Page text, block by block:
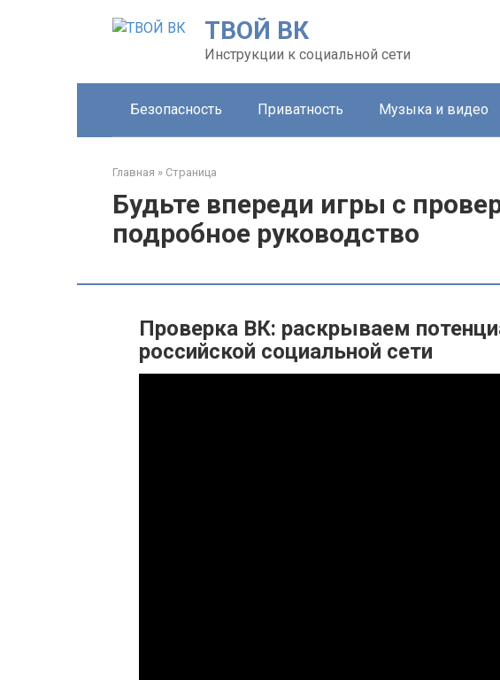
ТВОЙ ВК
Инструкции к социальной сети
Безопасность Приватность Музыка и видео
Главная » Страница
Будьте впереди игры с
подробное руководство
Проверка ВК: раскрываем
российской социальной сети